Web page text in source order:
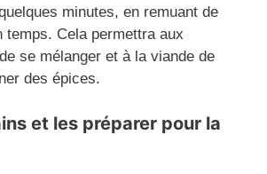
minutes, en remuant de
temps. Cela permettra aux
se mélanger et à la viande de
des épices.
et les préparer pour la